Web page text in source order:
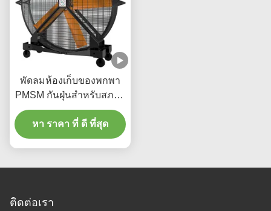
พัดลมห้องเก็บของพกพา
PMSM กันฝุ่นสําหรับสภาพ
ที่รุนแรง
หา ราคา ที่ ดี ที่สุด
ติดต่อเรา